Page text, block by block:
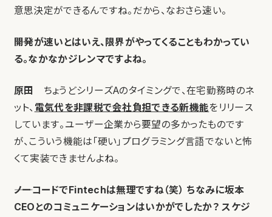
意思決定ができるんですね。だから、なおさら速い。
――開発が速いとはいえ、限界がやってくることもわかってい
る。なかなかジレンマですよね。
原田
ちょうどシリーズAのタイミングで、在宅勤務時のネ
ット、 電気代を非課税で会社負担できる新機能をリリース
しています。ユーザー企業から要望の多かったものです
が、こういう機能は「硬い」プログラミング言語でないと怖
くて実装できませんよね。
――ノーコードでFintechは無理ですね（笑） ちなみに坂本
CEOとのコミュニケーションはいかがでしたか？ スケジ